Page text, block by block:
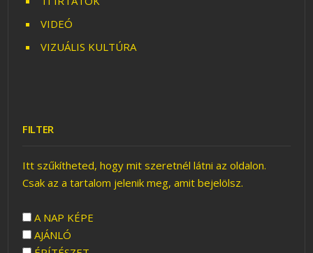
VIDEÓ
VIZUÁLIS KULTÚRA
FILTER
Itt szűkítheted, hogy mit szeretnél látni az oldalon.
Csak az a tartalom jelenik meg, amit bejelölsz.
A NAP KÉPE
AJÁNLÓ